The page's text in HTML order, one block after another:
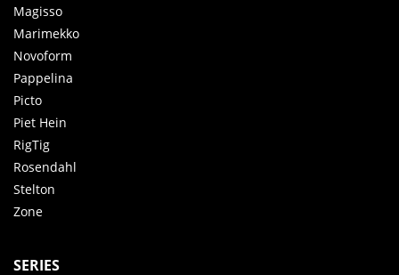
Magisso
Marimekko
Novoform
Pappelina
Picto
Piet Hein
RigTig
Rosendahl
Stelton
Zone
SERIES